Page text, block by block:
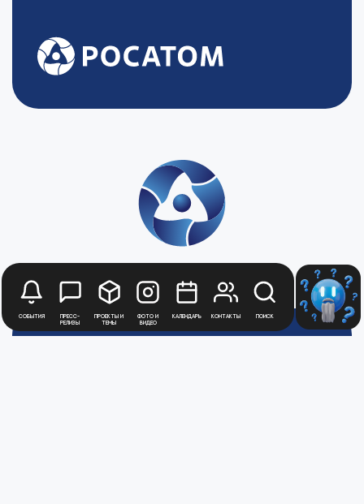
События
Пресс-
релизы
Проекты и
темы
Фото и
видео
Календарь Контакты Поиск